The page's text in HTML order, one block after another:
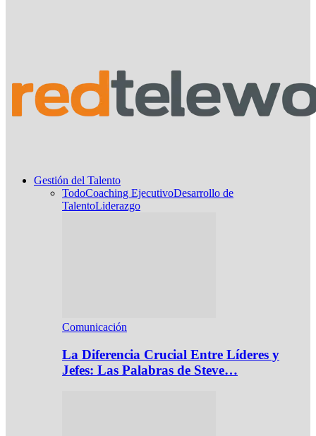
Gestión del Talento
TodoCoaching EjecutivoDesarrollo de
TalentoLiderazgo
Comunicación
La Diferencia Crucial Entre Líderes y
Jefes: Las Palabras de Steve…